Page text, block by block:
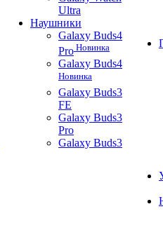
Ultra
Наушники
Galaxy Buds4
Pro Новинка
Galaxy Buds4
Новинка
Galaxy Buds3
FE
Galaxy Buds3
Pro
Galaxy Buds3